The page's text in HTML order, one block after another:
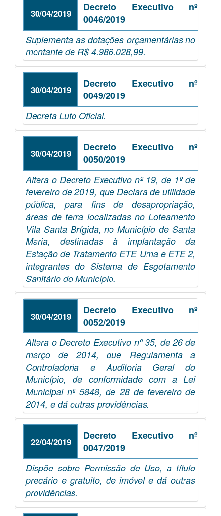
30/04/2019
Decreto Executivo nº
0046/2019
Suplementa as dotações orçamentárias no
montante de R$ 4.986.028,99.
30/04/2019
Decreto Executivo nº
0049/2019
Decreta Luto Oficial.
30/04/2019
Decreto Executivo nº
0050/2019
Altera o Decreto Executivo nº 19, de 1º de
fevereiro de 2019, que Declara de utilidade
pública, para fins de desapropriação,
áreas de terra localizadas no Loteamento
Vila Santa Brígida, no Município de Santa
Maria, destinadas à implantação da
Estação de Tratamento ETE Uma e ETE 2,
integrantes do Sistema de Esgotamento
Sanitário do Município.
30/04/2019
Decreto Executivo nº
0052/2019
Altera o Decreto Executivo nº 35, de 26 de
março de 2014, que Regulamenta a
Controladoria e Auditoria Geral do
Município, de conformidade com a Lei
Municipal nº 5848, de 28 de fevereiro de
2014, e dá outras providências.
22/04/2019
Decreto Executivo nº
0047/2019
Dispõe sobre Permissão de Uso, a título
precário e gratuito, de imóvel e dá outras
providências.